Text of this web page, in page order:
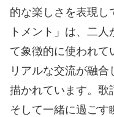
的な楽しさを表現し
トメント」は、二
て象徴的に使われて
リアルな交流が融
描かれています。歌
そして一緒に過ごす